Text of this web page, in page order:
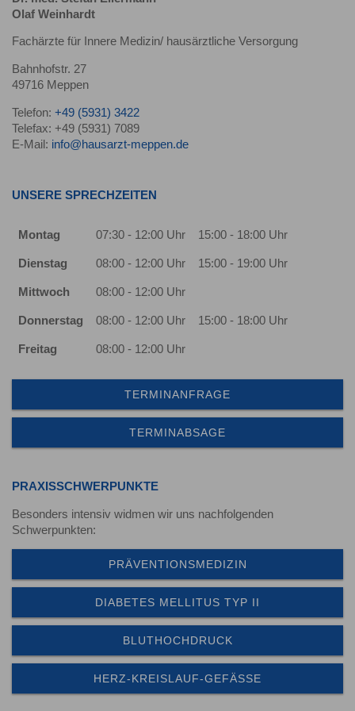
Olaf Weinhardt
Fachärzte für Innere Medizin/ hausärztliche Versorgung
Bahnhofstr. 27
49716 Meppen
Telefon: +49 (5931) 3422
Telefax: +49 (5931) 7089
E-Mail: info@hausarzt-meppen.de
UNSERE SPRECHZEITEN
Montag 07:30 - 12:00 Uhr 15:00 - 18:00 Uhr
Dienstag 08:00 - 12:00 Uhr 15:00 - 19:00 Uhr
Mittwoch 08:00 - 12:00 Uhr
Donnerstag 08:00 - 12:00 Uhr 15:00 - 18:00 Uhr
Freitag 08:00 - 12:00 Uhr
TERMINANFRAGE
TERMINABSAGE
PRAXISSCHWERPUNKTE
Besonders intensiv widmen wir uns nachfolgenden
Schwerpunkten:
PRÄVENTIONSMEDIZIN
DIABETES MELLITUS TYP II
BLUTHOCHDRUCK
HERZ-KREISLAUF-GEFÄSSE